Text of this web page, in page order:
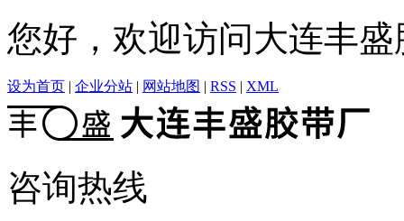
您好，欢迎访问大连丰
设为首页 | 企业分站 | 网站地图 | RSS | XML
咨询热线